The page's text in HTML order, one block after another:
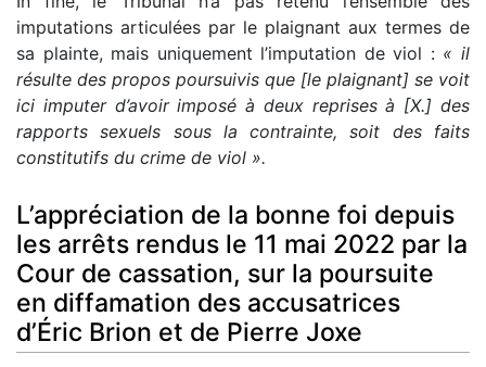
imputations articulées par le plaignant aux termes de
sa plainte, mais uniquement l’imputation de viol : « il
résulte des propos poursuivis que [le plaignant] se voit
ici imputer d’avoir imposé à deux reprises à [X.] des
rapports sexuels sous la contrainte, soit des faits
constitutifs du crime de viol ».
L’appréciation de la bonne foi depuis
les arrêts rendus le 11 mai 2022 par la
Cour de cassation, sur la poursuite
en diffamation des accusatrices
d’Éric Brion et de Pierre Joxe